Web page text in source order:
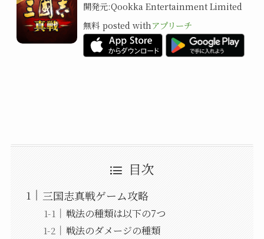
開発元:Qookka Entertainment Limited
無料 posted withアプリーチ
目次
三国志真戦ゲーム攻略
戦法の種類は以下の7つ
戦法のダメージの種類